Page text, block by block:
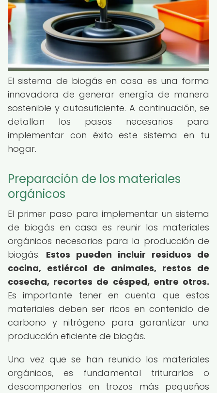
El sistema de biogás en casa es una forma
innovadora de generar energía de manera
sostenible y autosuficiente. A continuación, se
detallan los pasos necesarios para
implementar con éxito este sistema en tu
hogar.
Preparación de los materiales
orgánicos
El primer paso para implementar un sistema
de biogás en casa es reunir los materiales
orgánicos necesarios para la producción de
biogás. Estos pueden incluir residuos de
cocina, estiércol de animales, restos de
cosecha, recortes de césped, entre otros.
Es importante tener en cuenta que estos
materiales deben ser ricos en contenido de
carbono y nitrógeno para garantizar una
producción eficiente de biogás.
Una vez que se han reunido los materiales
orgánicos, es fundamental triturarlos o
descomponerlos en trozos más pequeños